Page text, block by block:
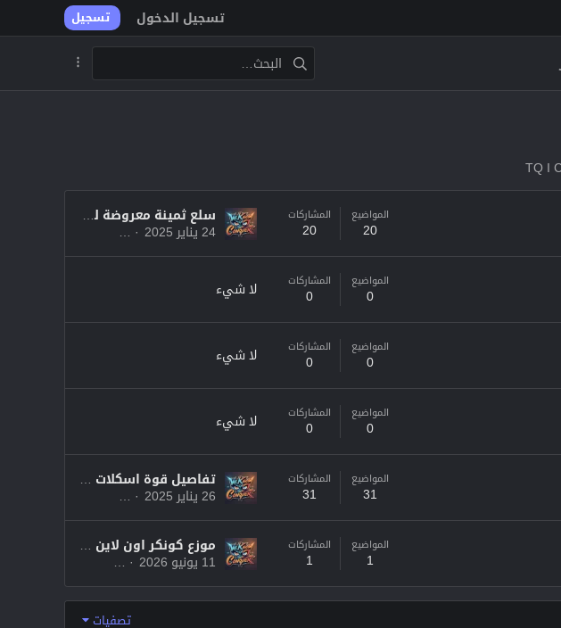
تسجيل الدخول تسجيل
المواضيع
20
المشاركات
20
24 يناير 2025
المواضيع
0
المشاركات
0 لا شيء
المواضيع
0
المشاركات
0 لا شيء
المواضيع
0
المشاركات
0 لا شيء
المواضيع
31
المشاركات
31
26 يناير 2025
المواضيع
1
المشاركات
1
11 يونيو 2026
تصفيات